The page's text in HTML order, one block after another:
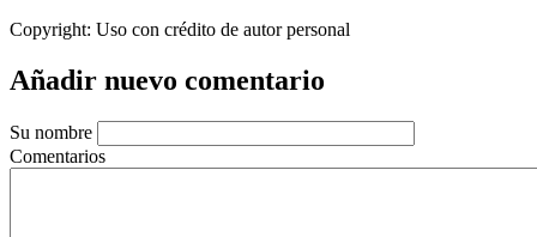
Copyright: Uso con crédito de autor personal
Añadir nuevo comentario
Su nombre
Comentarios